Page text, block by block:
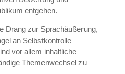
entgehen.
Drang zur Sprachäußerung,
an Selbstkontrolle
vor allem inhaltliche
Themenwechsel zu